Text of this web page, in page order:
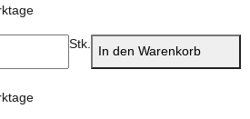
Stk.
In den Warenkorb